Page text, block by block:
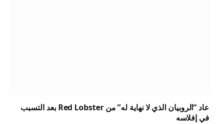
عاد “الروبيان الذي لا نهاية له” من Red Lobster بعد التسبب
في إفلاسه